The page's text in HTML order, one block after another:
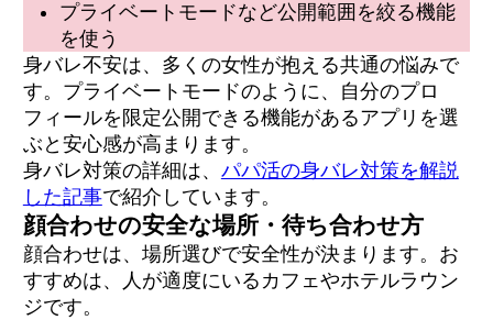
プライベートモードなど公開範囲を絞る機能
を使う
身バレ不安は、多くの女性が抱える共通の悩みで
す。プライベートモードのように、自分のプロ
フィールを限定公開できる機能があるアプリを選
ぶと安心感が高まります。
身バレ対策の詳細は、 パパ活の身バレ対策を解説
した記事で紹介しています。
顔合わせの安全な場所・待ち合わせ方
顔合わせは、場所選びで安全性が決まります。お
すすめは、人が適度にいるカフェやホテルラウン
ジです。